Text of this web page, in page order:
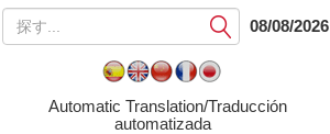
提
出
る
08/08/2026
Automatic Translation/Traducción
automatizada